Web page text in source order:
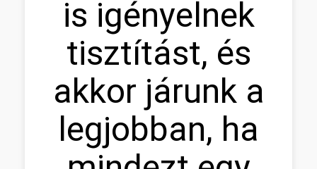
is igényelnek
tisztítást, és
akkor járunk a
legjobban, ha